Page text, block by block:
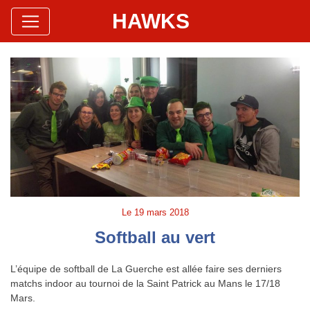
Hawks Baseball Softball
Site Officiel HAWKS
Le 19 mars 2018
Softball au vert
L’équipe de softball de La Guerche est allée faire ses derniers
matchs indoor au tournoi de la Saint Patrick au Mans le 17/18
Mars.